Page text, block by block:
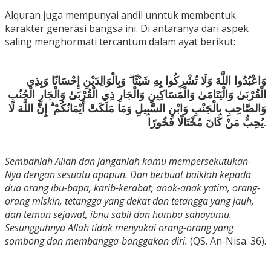
Alquran juga mempunyai andil unntuk membentuk
karakter generasi bangsa ini. Di antaranya dari aspek
saling menghormati tercantum dalam ayat berikut:
وَاعْبُدُوا اللَّهَ وَلَا تُشْرِكُوا بِهِ شَيْئًا ۖ وَبِالْوَالِدَيْنِ إِحْسَانًا وَبِذِي
الْقُرْبَىٰ وَالْيَتَامَىٰ وَالْمَسَاكِينِ وَالْجَارِ ذِي الْقُرْبَىٰ وَالْجَارِ الْجُنُبِ
وَالصَّاحِبِ بِالْجَنْبِ وَابْنِ السَّبِيلِ وَمَا مَلَكَتْ أَيْمَانُكُمْ ۗ إِنَّ اللَّهَ لَا
يُحِبُّ مَنْ كَانَ مُخْتَالًا فَخُورًا.
Sembahlah Allah dan janganlah kamu mempersekutukan-
Nya dengan sesuatu apapun. Dan berbuat baiklah kepada
dua orang ibu-bapa, karib-kerabat, anak-anak yatim, orang-
orang miskin, tetangga yang dekat dan tetangga yang jauh,
dan teman sejawat, ibnu sabil dan hamba sahayamu.
Sesungguhnya Allah tidak menyukai orang-orang yang
sombong dan membangga-banggakan diri. (QS. An-Nisa: 36).